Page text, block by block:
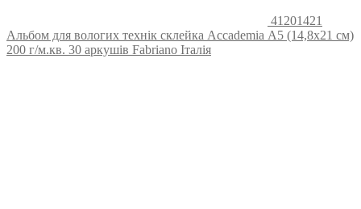
41201421
Альбом для вологих технік склейка Accademia А5 (14,8х21 см)
200 г/м.кв. 30 аркушів Fabriano Італія